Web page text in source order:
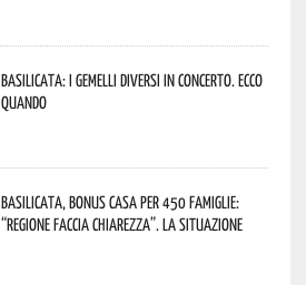
Basilicata: i Gemelli DiVersi in concerto. Ecco
quando
Basilicata, Bonus casa per 450 famiglie:
“Regione faccia chiarezza”. La situazione